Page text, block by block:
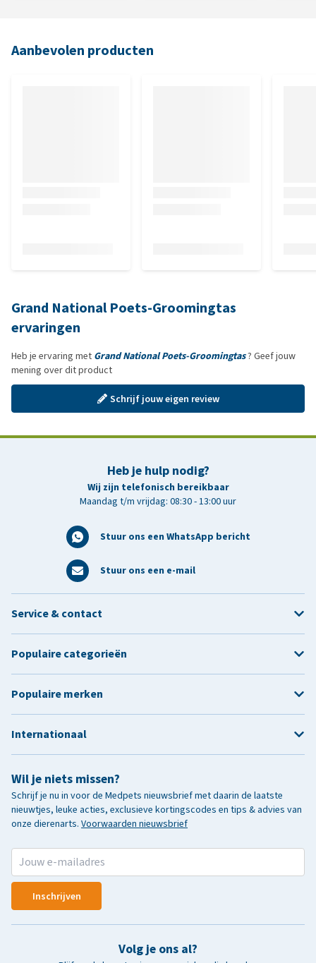
Aanbevolen producten
Grand National Poets-Groomingtas
ervaringen
Heb je ervaring met Grand National Poets-Groomingtas? Geef jouw
mening over dit product
Schrijf jouw eigen review
Heb je hulp nodig?
Wij zijn telefonisch bereikbaar
Maandag t/m vrijdag: 08:30 - 13:00 uur
Stuur ons een WhatsApp bericht
Stuur ons een e-mail
Wil je niets missen?
Schrijf je nu in voor de Medpets nieuwsbrief met daarin de laatste
nieuwtjes, leuke acties, exclusieve kortingscodes en tips & advies van
onze dierenarts. Voorwaarden nieuwsbrief
Inschrijven
Volg je ons al?
Service & contact
Populaire categorieën
Populaire merken
Internationaal